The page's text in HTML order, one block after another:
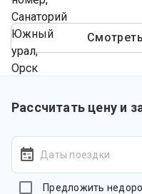
Рассчитать цену и
Даты поездки
Предложить